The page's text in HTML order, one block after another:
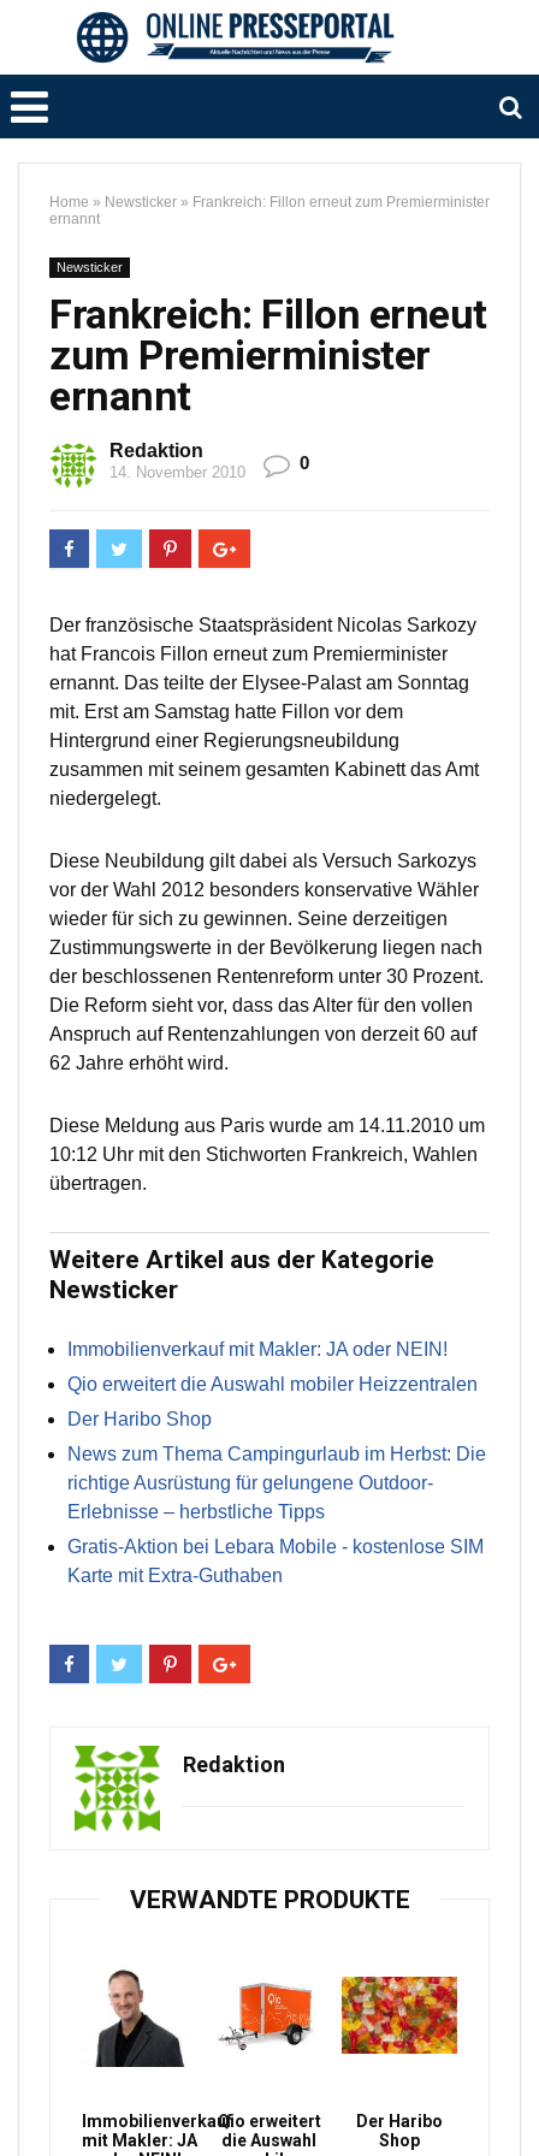
Home » Newsticker » Frankreich: Fillon erneut zum Premierminister
ernannt
Newsticker
Frankreich: Fillon erneut
zum Premierminister
ernannt
Redaktion
14. November 2010 0
Der französische Staatspräsident Nicolas Sarkozy
hat Francois Fillon erneut zum Premierminister
ernannt. Das teilte der Elysee-Palast am Sonntag
mit. Erst am Samstag hatte Fillon vor dem
Hintergrund einer Regierungsneubildung
zusammen mit seinem gesamten Kabinett das Amt
niedergelegt.
Diese Neubildung gilt dabei als Versuch Sarkozys
vor der Wahl 2012 besonders konservative Wähler
wieder für sich zu gewinnen. Seine derzeitigen
Zustimmungswerte in der Bevölkerung liegen nach
der beschlossenen Rentenreform unter 30 Prozent.
Die Reform sieht vor, dass das Alter für den vollen
Anspruch auf Rentenzahlungen von derzeit 60 auf
62 Jahre erhöht wird.
Diese Meldung aus Paris wurde am 14.11.2010 um
10:12 Uhr mit den Stichworten Frankreich, Wahlen
übertragen.
Weitere Artikel aus der Kategorie
Newsticker
Immobilienverkauf mit Makler: JA oder NEIN!
Qio erweitert die Auswahl mobiler Heizzentralen
Der Haribo Shop
News zum Thema Campingurlaub im Herbst: Die
richtige Ausrüstung für gelungene Outdoor-
Erlebnisse – herbstliche Tipps
Gratis-Aktion bei Lebara Mobile - kostenlose SIM
Karte mit Extra-Guthaben
Redaktion
VERWANDTE PRODUKTE
Immobilienverkauf
mit Makler: JA
Qio erweitert
die Auswahl
Der Haribo
Shop